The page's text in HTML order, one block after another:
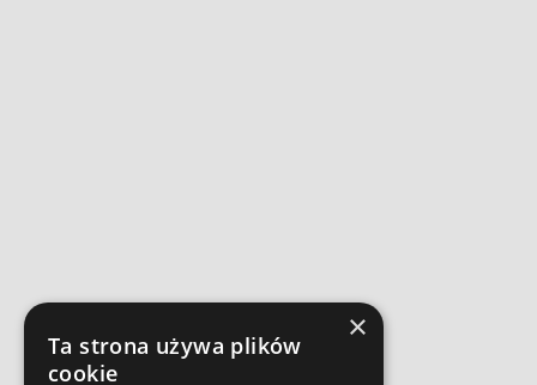
×
Ta strona używa plików
cookie